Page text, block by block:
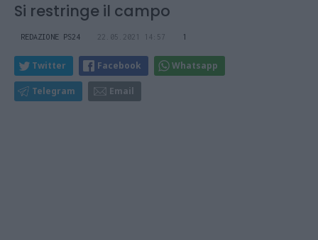
Si restringe il campo
REDAZIONE PS24 22.05.2021 14:57 1
Twitter Facebook Whatsapp
Telegram Email